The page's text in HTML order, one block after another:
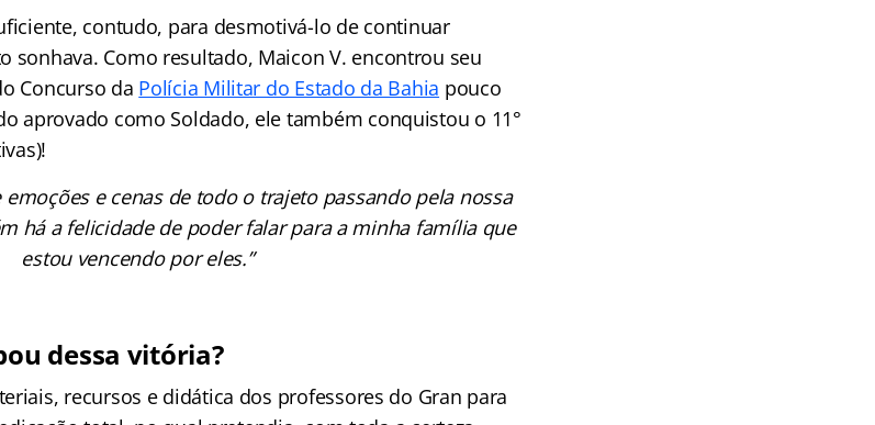
contudo, para desmotivá-lo de continuar
sonhava. Como resultado, Maicon V. encontrou seu
Concurso da Polícia Militar do Estado da Bahia pouco
aprovado como Soldado, ele também conquistou o 11°
emoções e cenas de todo o trajeto passando pela nossa
há a felicidade de poder falar para a minha família que
estou vencendo por eles.”
dessa vitória?
recursos e didática dos professores do Gran para